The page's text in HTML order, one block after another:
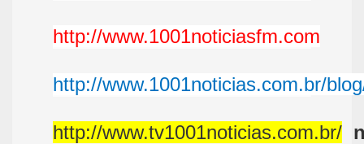
http://www.1001noticiasfm.com
http://www.1001noticias.com.br/
http://www.tv1001noticias.com.br/